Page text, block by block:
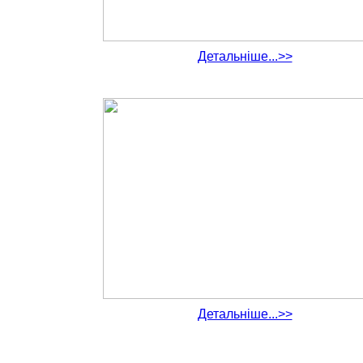
Детальніше...>>
Детальніше...>>